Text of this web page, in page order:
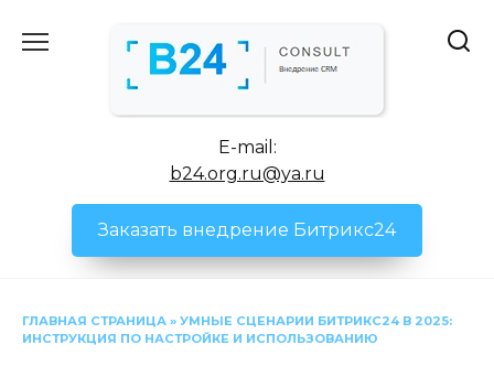
E-mail:
b24.org.ru@ya.ru
Заказать внедрение Битрикс24
ГЛАВНАЯ СТРАНИЦА » УМНЫЕ СЦЕНАРИИ БИТРИКС24 В 2025:
ИНСТРУКЦИЯ ПО НАСТРОЙКЕ И ИСПОЛЬЗОВАНИЮ